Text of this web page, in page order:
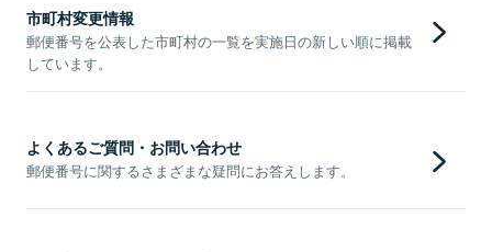
市町村変更情報
郵便番号を公表した市町村の一覧を実施日の新しい順に掲載
しています。
よくあるご質問・お問い合わせ
郵便番号に関するさまざまな疑問にお答えします。